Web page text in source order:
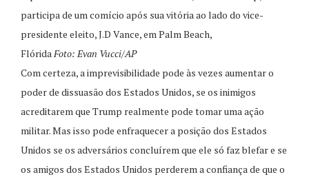
participa de um comício após sua vitória ao lado do vice-
presidente eleito, J.D Vance, em Palm Beach,
FlóridaFoto: Evan Vucci/AP
Com certeza, a imprevisibilidade pode às vezes aumentar o
poder de dissuasão dos Estados Unidos, se os inimigos
acreditarem que Trump realmente pode tomar uma ação
militar. Mas isso pode enfraquecer a posição dos Estados
Unidos se os adversários concluírem que ele só faz blefar e se
os amigos dos Estados Unidos perderem a confiança de que o